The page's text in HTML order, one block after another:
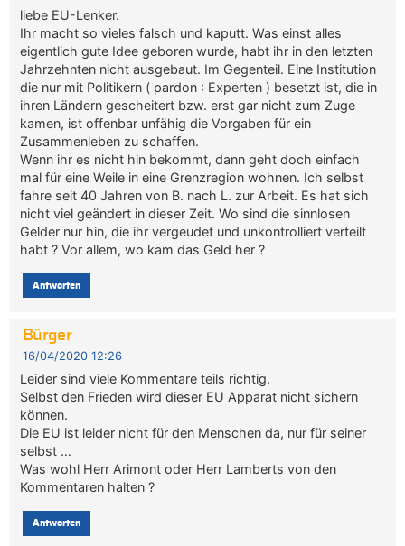
liebe EU-Lenker.
Ihr macht so vieles falsch und kaputt. Was einst alles
eigentlich gute Idee geboren wurde, habt ihr in den letzten
Jahrzehnten nicht ausgebaut. Im Gegenteil. Eine Institution
die nur mit Politikern ( pardon : Experten ) besetzt ist, die in
ihren Ländern gescheitert bzw. erst gar nicht zum Zuge
kamen, ist offenbar unfähig die Vorgaben für ein
Zusammenleben zu schaffen.
Wenn ihr es nicht hin bekommt, dann geht doch einfach
mal für eine Weile in eine Grenzregion wohnen. Ich selbst
fahre seit 40 Jahren von B. nach L. zur Arbeit. Es hat sich
nicht viel geändert in dieser Zeit. Wo sind die sinnlosen
Gelder nur hin, die ihr vergeudet und unkontrolliert verteilt
habt ? Vor allem, wo kam das Geld her ?
Antworten
Bûrger
16/04/2020 12:26
Leider sind viele Kommentare teils richtig.
Selbst den Frieden wird dieser EU Apparat nicht sichern
können.
Die EU ist leider nicht für den Menschen da, nur für seiner
selbst …
Was wohl Herr Arimont oder Herr Lamberts von den
Kommentaren halten ?
Antworten